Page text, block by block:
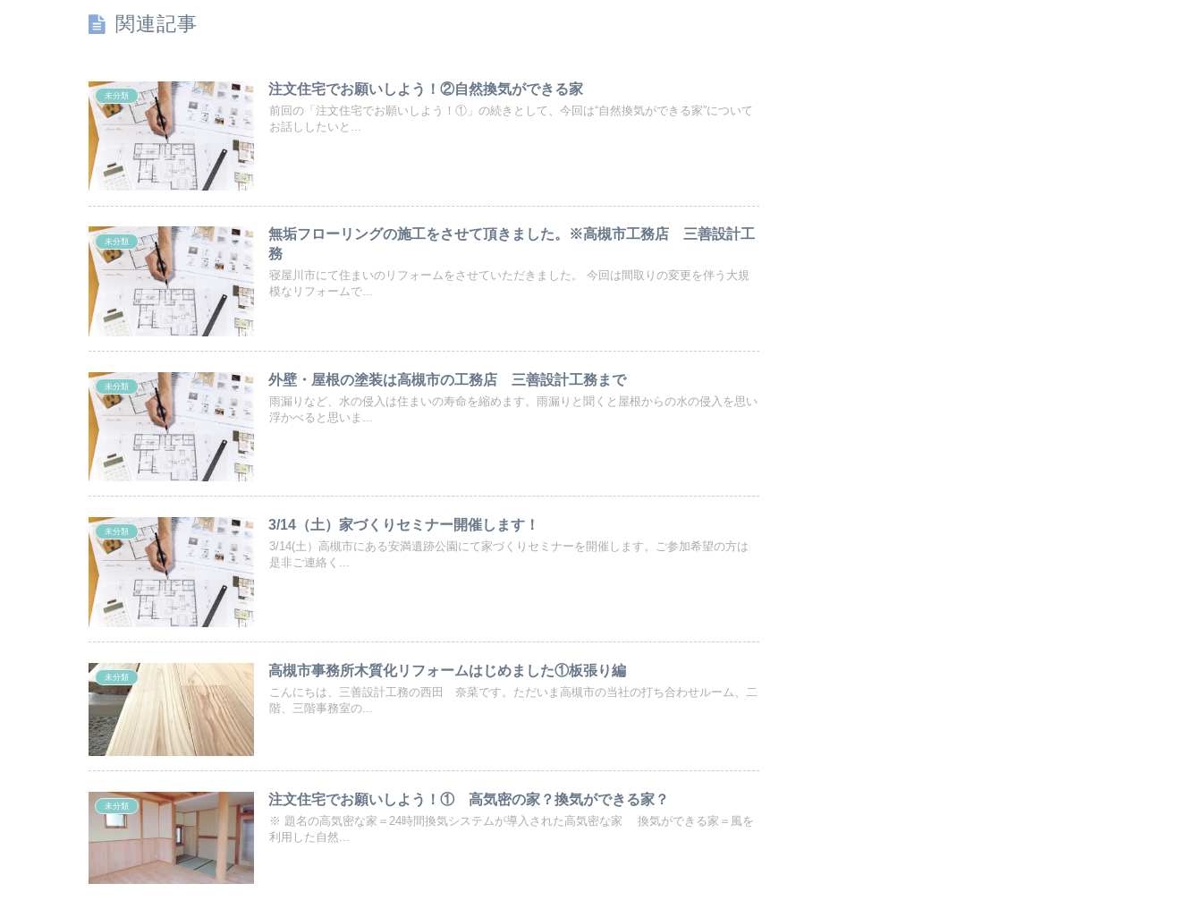
関連記事
未分類 注文住宅でお願いしよう！②自然換気ができる家
前回の「注文住宅でお願いしよう！①」の続きとして、今回は“自然換気ができる家”について
お話ししたいと...
未分類
無垢フローリングの施工をさせて頂きました。※高槻市工務店 三善設計工
務
寝屋川市にて住まいのリフォームをさせていただきました。 今回は間取りの変更を伴う大規
模なリフォームで...
未分類 外壁・屋根の塗装は高槻市の工務店 三善設計工務まで
雨漏りなど、水の侵入は住まいの寿命を縮めます。雨漏りと聞くと屋根からの水の侵入を思い
浮かべると思いま...
未分類 3/14（土）家づくりセミナー開催します！
3/14(土）高槻市にある安満遺跡公園にて家づくりセミナーを開催します。ご参加希望の方は
是非ご連絡く...
未分類 高槻市事務所木質化リフォームはじめました①板張り編
こんにちは、三善設計工務の西田 奈菜です。ただいま高槻市の当社の打ち合わせルーム、二
階、三階事務室の...
未分類 注文住宅でお願いしよう！① 高気密の家？換気ができる家？
※ 題名の高気密な家＝24時間換気システムが導入された高気密な家 換気ができる家＝風を
利用した自然...